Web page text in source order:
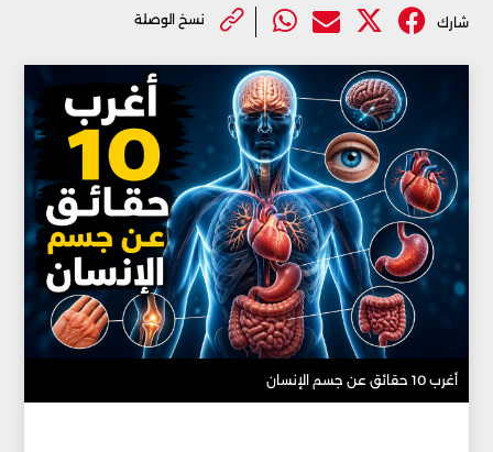
شارك نسخ الوصلة
أغرب 10 حقائق عن جسم الإنسان